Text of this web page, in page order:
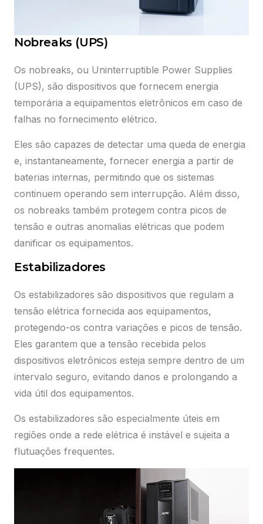
Nobreaks (UPS)
Os nobreaks, ou Uninterruptible Power Supplies
(UPS), são dispositivos que fornecem energia
temporária a equipamentos eletrônicos em caso de
falhas no fornecimento elétrico.
Eles são capazes de detectar uma queda de energia
e, instantaneamente, fornecer energia a partir de
baterias internas, permitindo que os sistemas
continuem operando sem interrupção. Além disso,
os nobreaks também protegem contra picos de
tensão e outras anomalias elétricas que podem
danificar os equipamentos.
Estabilizadores
Os estabilizadores são dispositivos que regulam a
tensão elétrica fornecida aos equipamentos,
protegendo-os contra variações e picos de tensão.
Eles garantem que a tensão recebida pelos
dispositivos eletrônicos esteja sempre dentro de um
intervalo seguro, evitando danos e prolongando a
vida útil dos equipamentos.
Os estabilizadores são especialmente úteis em
regiões onde a rede elétrica é instável e sujeita a
flutuações frequentes.